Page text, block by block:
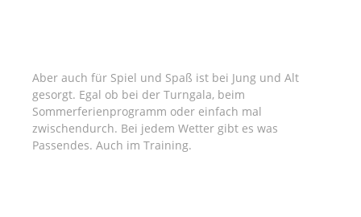
Aber auch für Spiel und Spaß ist bei Jung und Alt
gesorgt. Egal ob bei der Turngala, beim
Sommerferienprogramm oder einfach mal
zwischendurch. Bei jedem Wetter gibt es was
Passendes. Auch im Training.